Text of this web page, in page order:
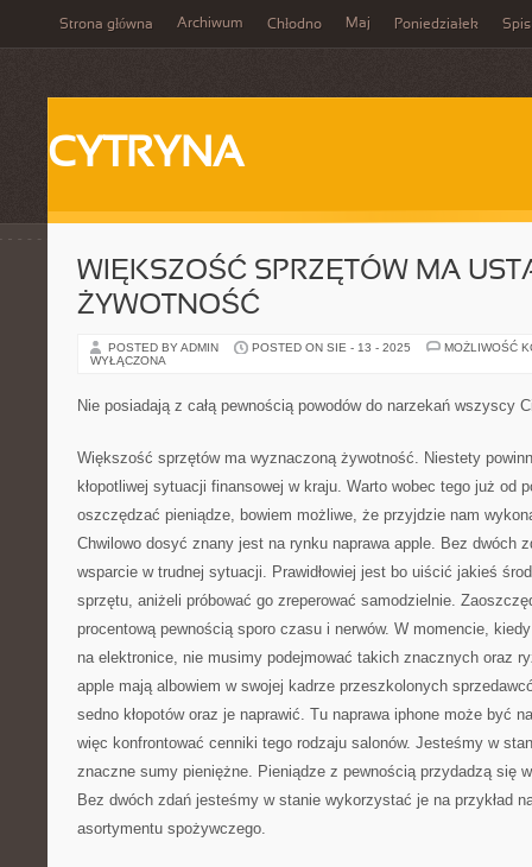
Strona główna Archiwum Chłodno Maj Poniedziałek Spis
CYTRYNA
WIĘKSZOŚĆ SPRZĘTÓW MA
ŻYWOTNOŚĆ
POSTED BY ADMIN POSTED ON SIE - 13 - 2025
MOŻLIWOŚĆ
WYŁĄCZONA
Nie posiadają z całą pewnością powodów do narzekań wszyscy
Większość sprzętów ma wyznaczoną żywotność. Niestety
kłopotliwej sytuacji finansowej w kraju. Warto wobec tego już od
oszczędzać pieniądze, bowiem możliwe, że przyjdzie nam
Chwilowo dosyć znany jest na rynku naprawa apple. Bez dwóch
wsparcie w trudnej sytuacji. Prawidłowiej jest bo uiścić jakieś
sprzętu, aniżeli próbować go zreperować samodzielnie.
procentową pewnością sporo czasu i nerwów. W momencie,
na elektronice, nie musimy podejmować takich znacznych oraz
apple mają albowiem w swojej kadrze przeszkolonych
sedno kłopotów oraz je naprawić. Tu naprawa iphone może być
więc konfrontować cenniki tego rodzaju salonów. Jesteśmy w
znaczne sumy pieniężne. Pieniądze z pewnością przydadzą się
Bez dwóch zdań jesteśmy w stanie wykorzystać je na przykład
asortymentu spożywczego.